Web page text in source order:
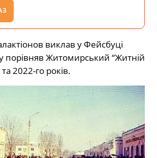
виклав у Фейсбуці
порівняв Житомирський “Житній
2022-го років.